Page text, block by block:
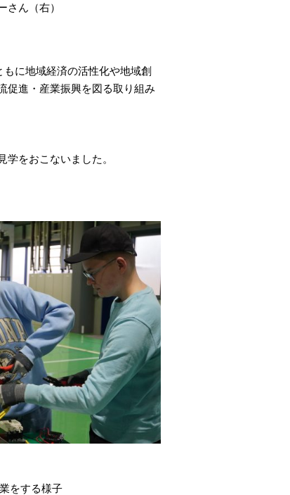
ん（右）
に地域経済の活性化や地域創
促進・産業振興を図る取り組み
をおこないました。
をする様子